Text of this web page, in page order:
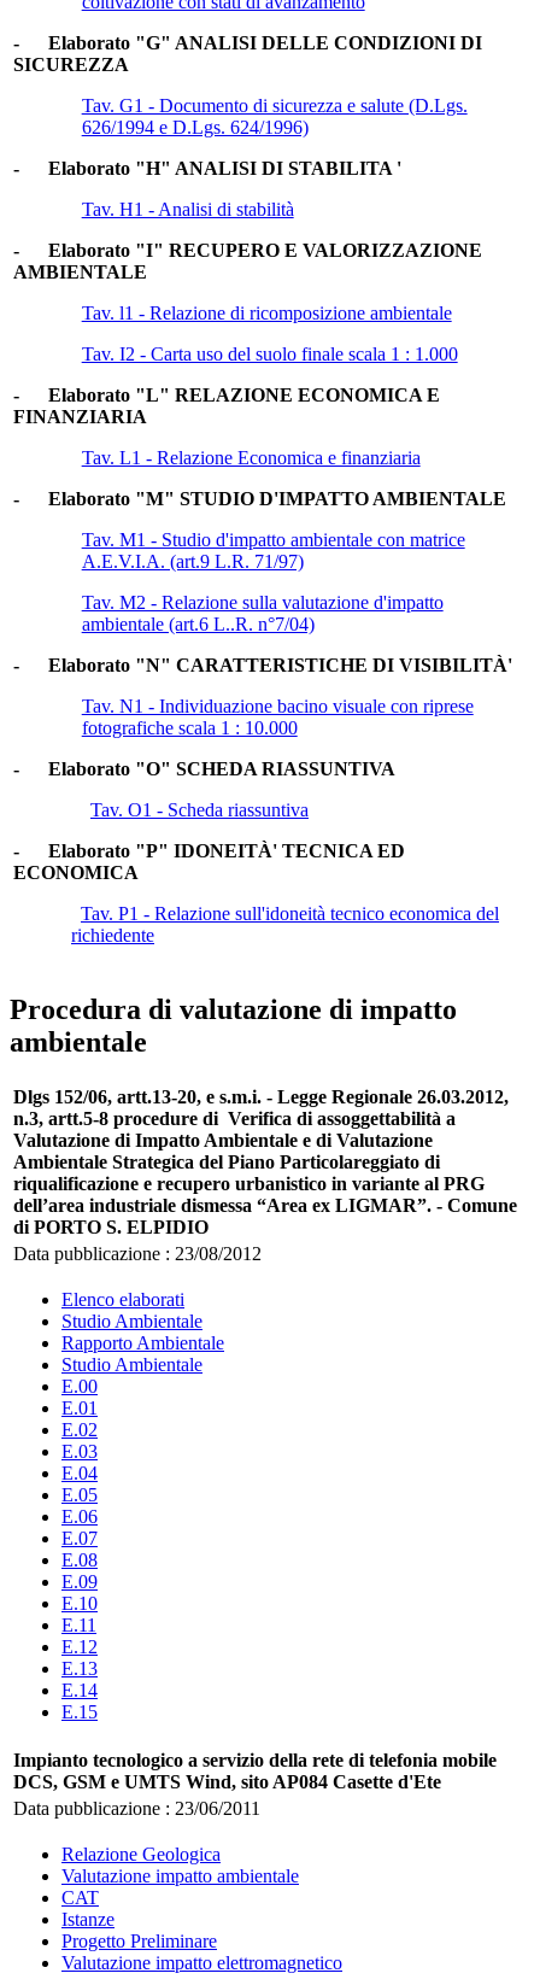
- Elaborato "G" ANALISI DELLE CONDIZIONI DI
SICUREZZA
Tav. G1 - Documento di sicurezza e salute (D.Lgs.
626/1994 e D.Lgs. 624/1996)
- Elaborato "H" ANALISI DI STABILITA '
Tav. H1 - Analisi di stabilità
- Elaborato "I" RECUPERO E VALORIZZAZIONE
AMBIENTALE
Tav. l1 - Relazione di ricomposizione ambientale
Tav. I2 - Carta uso del suolo finale scala 1 : 1.000
- Elaborato "L" RELAZIONE ECONOMICA E
FINANZIARIA
Tav. L1 - Relazione Economica e finanziaria
- Elaborato "M" STUDIO D'IMPATTO AMBIENTALE
Tav. M1 - Studio d'impatto ambientale con matrice
A.E.V.I.A. (art.9 L.R. 71/97)
Tav. M2 - Relazione sulla valutazione d'impatto
ambientale (art.6 L..R. n°7/04)
- Elaborato "N" CARATTERISTICHE DI VISIBILITÀ'
Tav. N1 - Individuazione bacino visuale con riprese
fotografiche scala 1 : 10.000
- Elaborato "O" SCHEDA RIASSUNTIVA
Tav. O1 - Scheda riassuntiva
- Elaborato "P" IDONEITÀ' TECNICA ED
ECONOMICA
Tav. P1 - Relazione sull'idoneità tecnico economica del
richiedente
Procedura di valutazione di impatto
ambientale
Dlgs 152/06, artt.13-20, e s.m.i. - Legge Regionale 26.03.2012,
n.3, artt.5-8 procedure di Verifica di assoggettabilità a
Valutazione di Impatto Ambientale e di Valutazione
Ambientale Strategica del Piano Particolareggiato di
riqualificazione e recupero urbanistico in variante al PRG
dell’area industriale dismessa “Area ex LIGMAR”. - Comune
di PORTO S. ELPIDIO
Data pubblicazione : 23/08/2012
Elenco elaborati
Studio Ambientale
Rapporto Ambientale
Studio Ambientale
E.00
E.01
E.02
E.03
E.04
E.05
E.06
E.07
E.08
E.09
E.10
E.11
E.12
E.13
E.14
E.15
Impianto tecnologico a servizio della rete di telefonia mobile
DCS, GSM e UMTS Wind, sito AP084 Casette d'Ete
Data pubblicazione : 23/06/2011
Relazione Geologica
Valutazione impatto ambientale
CAT
Istanze
Progetto Preliminare
Valutazione impatto elettromagnetico